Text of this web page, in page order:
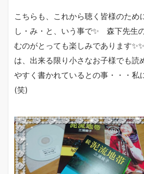
こちらも、これから聴く皆様のため
し・み・と、いう事で✨ 森下先生
むのがとっても楽しみであります
は、出来る限り小さなお子様でも読
やすく書かれているとの事・・・私
(笑)